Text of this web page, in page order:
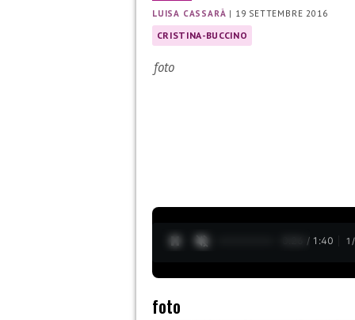
LUISA CASSARÀ | 19 SETTEMBRE 2016
CRISTINA-BUCCINO
foto
0:27 / 1:40 1 /
foto